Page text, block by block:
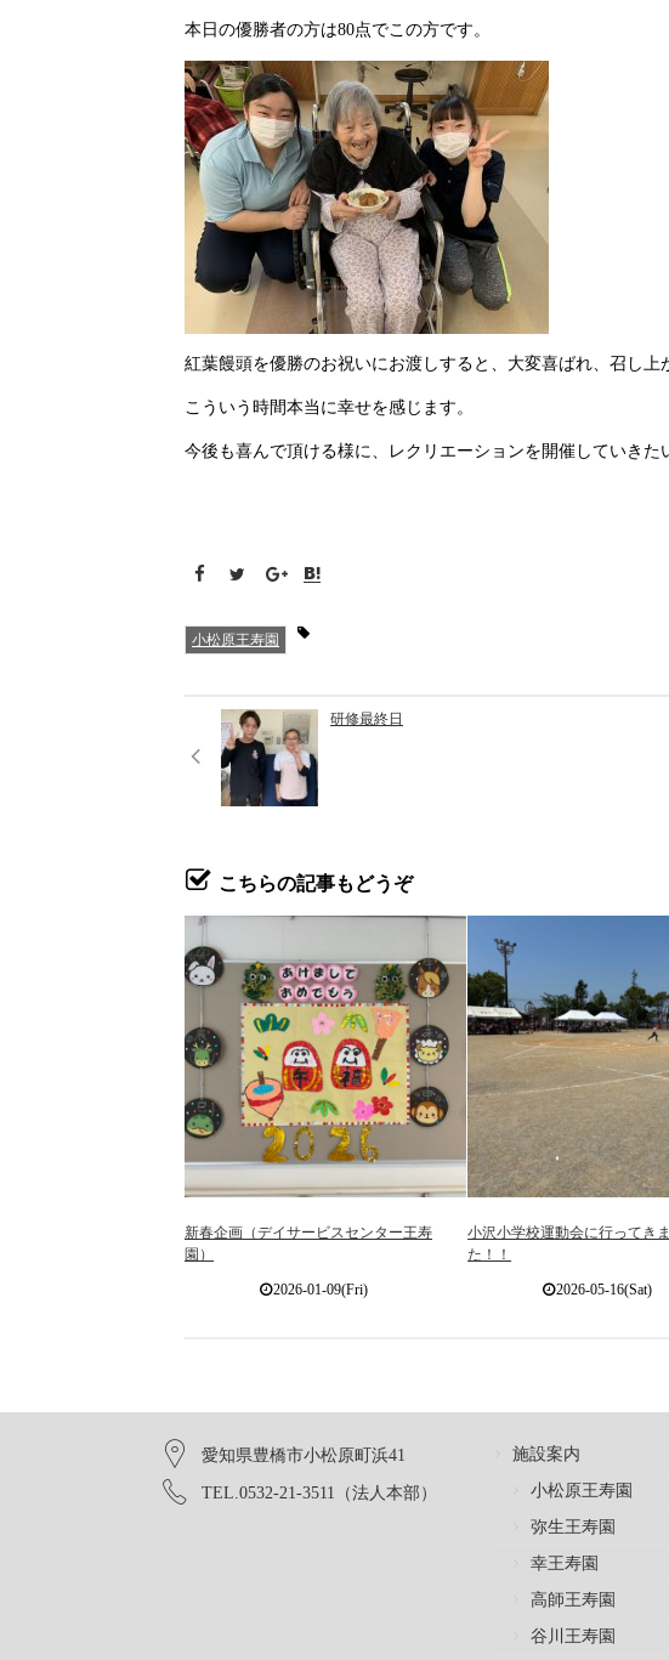
本日の優勝者の方は80点でこの方です。
紅葉饅頭を優勝のお祝いにお渡しすると、大変喜ばれ、召し上
こういう時間本当に幸せを感じます。
今後も喜んで頂ける様に、レクリエーションを開催していきた
小松原王寿園
研修最終日
こちらの記事もどうぞ
新春企画（デイサービスセンター王寿
園）
2026-01-09(Fri)
小沢小学校運動会に行ってき
た！！
2026-05-16(Sat)
愛知県豊橋市小松原町浜41
TEL.0532-21-3511（法人本部）
施設案内
小松原王寿園
弥生王寿園
幸王寿園
高師王寿園
谷川王寿園